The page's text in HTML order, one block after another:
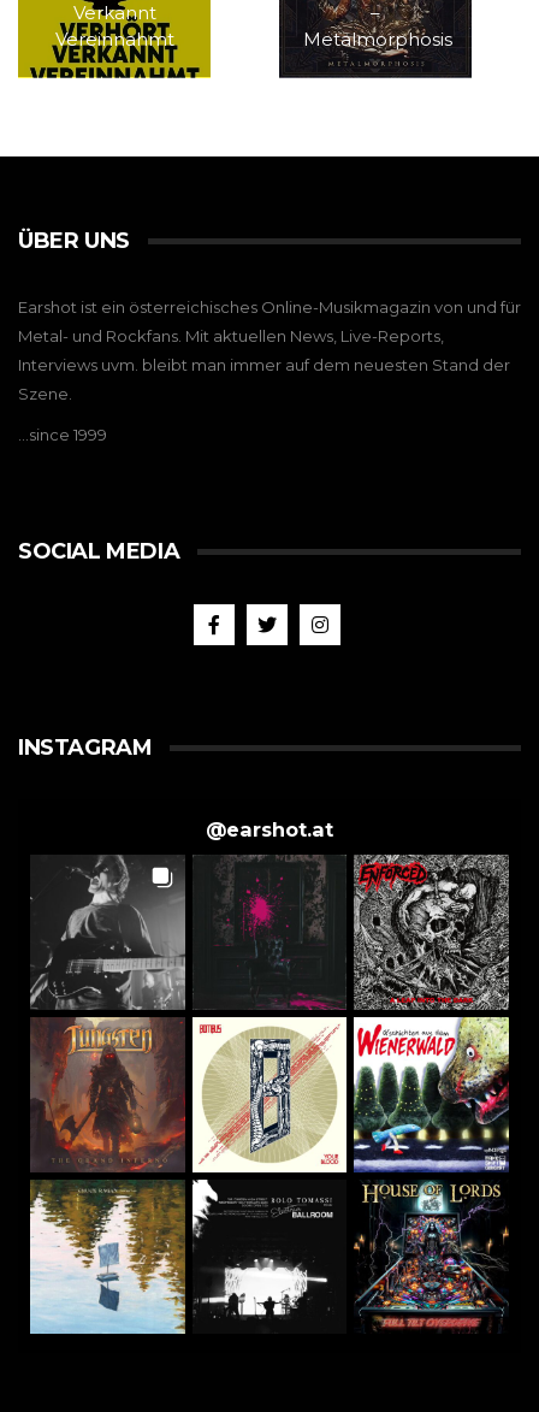
Verkannt
Vereinnahmt
–
Metalmorphosis
ÜBER UNS
Earshot ist ein österreichisches Online-Musikmagazin von und für
Metal- und Rockfans. Mit aktuellen News, Live-Reports,
Interviews uvm. bleibt man immer auf dem neuesten Stand der
Szene.
…since 1999
SOCIAL MEDIA
INSTAGRAM
@earshot.at